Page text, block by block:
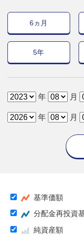
6ヵ月
5年
年 月
年 月
基準価額
分配金再投資
純資産額